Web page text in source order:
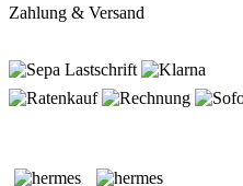
Zahlung & Versand